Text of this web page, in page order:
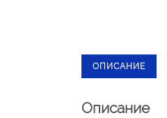
ОПИСАНИЕ
Описание